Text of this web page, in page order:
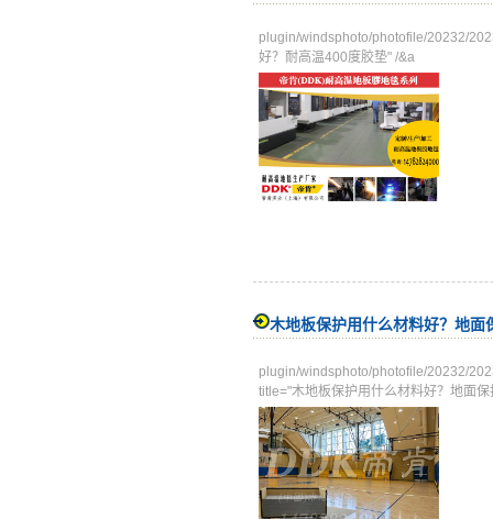
plugin/windsphoto/photofile/20232/
好？耐高温400度胶垫" /&a
木地板保护用什么材料好？地
plugin/windsphoto/photofile/20232/
title="木地板保护用什么材料好？地面